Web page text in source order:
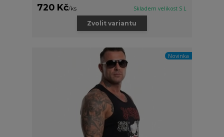
720 Kč/ks Skladem velikost S L
Zvolit variantu
Novinka